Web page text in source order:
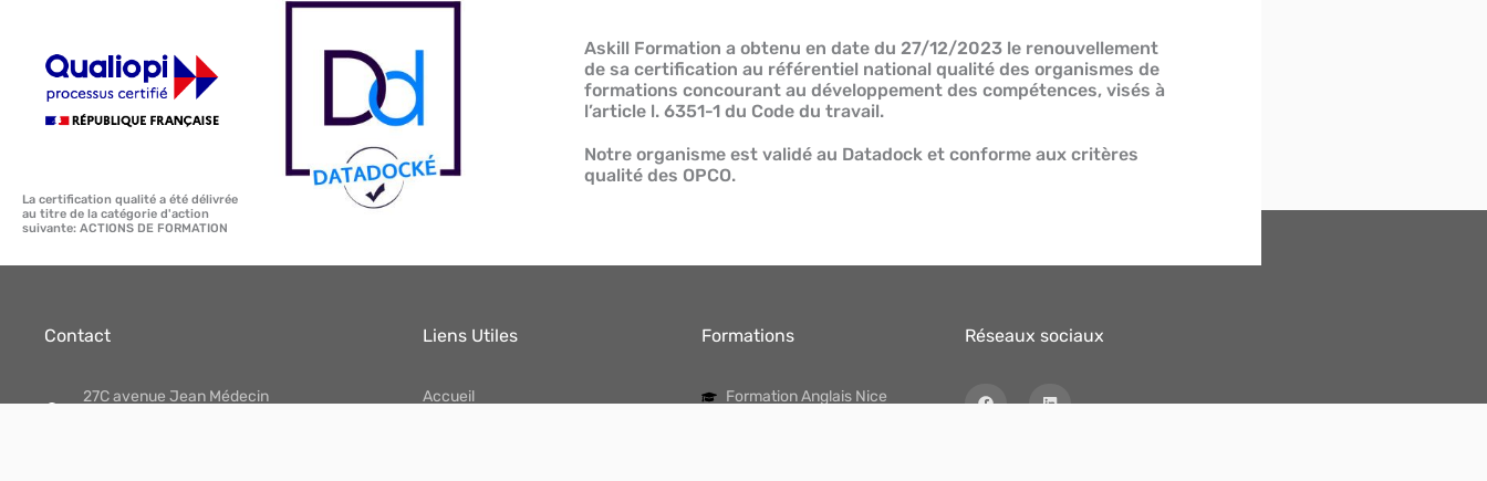
La certification qualité a été délivrée
au titre de la catégorie d'action
suivante: ACTIONS DE FORMATION
Askill Formation a obtenu en date du 27/12/2023 le renouvellement
de sa certification au référentiel national qualité des organismes de
formations concourant au développement des compétences, visés à
l’article l. 6351-1 du Code du travail.
Notre organisme est validé au Datadock et conforme aux critères
qualité des OPCO.
Contact
27C avenue Jean Médecin
Liens Utiles
Accueil
Formations
Formation Anglais Nice
Réseaux sociaux
a
i